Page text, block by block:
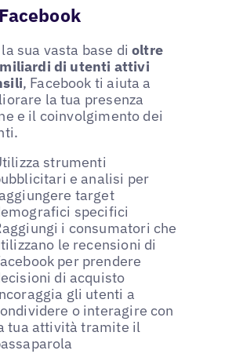
la sua vasta base dioltre
di utenti attivi
, Facebook ti aiuta a
la tua presenza
e il coinvolgimento dei
strumenti
e analisi per
target
specifici
i consumatori che
le recensioni di
per prendere
di acquisto
gli utenti a
o interagire con
tua attività tramite il